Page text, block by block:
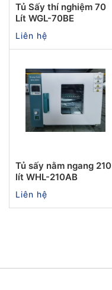
Tủ Sấy thí nghiệm 70
Lít WGL-70BE
Liên hệ
Tủ sấy nằm ngang 210
lít WHL-210AB
Liên hệ